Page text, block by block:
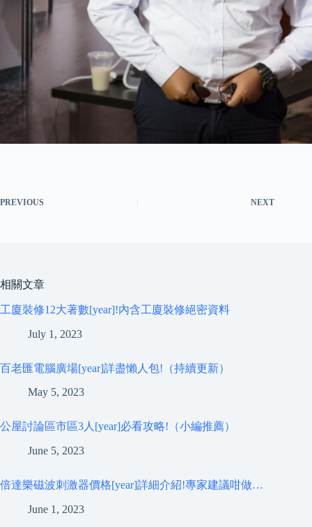
PREVIOUS NEXT
相關文章
工廈裝修12大著數[year]!內含工廈裝修絕密資料
July 1, 2023
百老匯電腦廣場[year]詳盡懶人包!（持續更新）
May 5, 2023
公屋討論區市區3人[year]必看攻略!（小編推薦）
June 5, 2023
倍達樂磁波刺激器價格[year]詳細介紹!專家建議咁做…
June 1, 2023